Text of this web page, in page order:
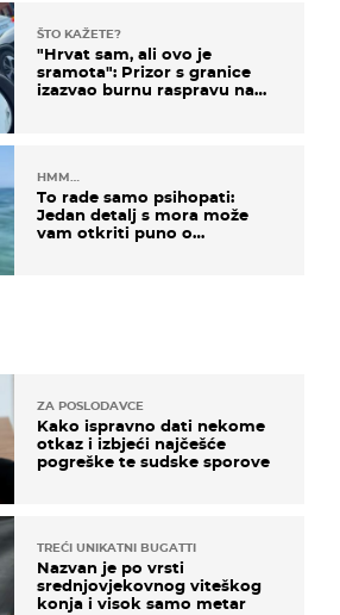
ŠTO KAŽETE?
"Hrvat sam, ali ovo je
sramota": Prizor s granice
izazvao burnu raspravu na
HMM…
To rade samo psihopati:
Jedan detalj s mora može
vam otkriti puno o
ZA POSLODAVCE
Kako ispravno dati nekome
otkaz i izbjeći najčešće
pogreške te sudske sporove
TREĆI UNIKATNI BUGATTI
Nazvan je po vrsti
srednjovjekovnog viteškog
konja i visok samo metar